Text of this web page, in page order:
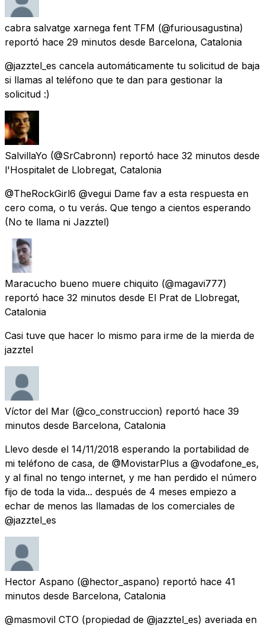
cabra salvatge xarnega fent TFM (@furiousagustina)
reportó hace 29 minutos desde Barcelona, Catalonia
@jazztel_es cancela automáticamente tu solicitud de baja
si llamas al teléfono que te dan para gestionar la
solicitud :)
SalvillaYo (@SrCabronn) reportó hace 32 minutos desde
l'Hospitalet de Llobregat, Catalonia
@TheRockGirl6 @vegui Dame fav a esta respuesta en
cero coma, o tu verás. Que tengo a cientos esperando
(No te llama ni Jazztel)
Maracucho bueno muere chiquito (@magavi777)
reportó hace 32 minutos desde El Prat de Llobregat,
Catalonia
Casi tuve que hacer lo mismo para irme de la mierda de
jazztel
Víctor del Mar (@co_construccion) reportó hace 39
minutos desde Barcelona, Catalonia
Llevo desde el 14/11/2018 esperando la portabilidad de
mi teléfono de casa, de @MovistarPlus a @vodafone_es,
y al final no tengo internet, y me han perdido el número
fijo de toda la vida... después de 4 meses empiezo a
echar de menos las llamadas de los comerciales de
@jazztel_es
Hector Aspano (@hector_aspano) reportó hace 41
minutos desde Barcelona, Catalonia
@masmovil CTO (propiedad de @jazztel_es) averiada en